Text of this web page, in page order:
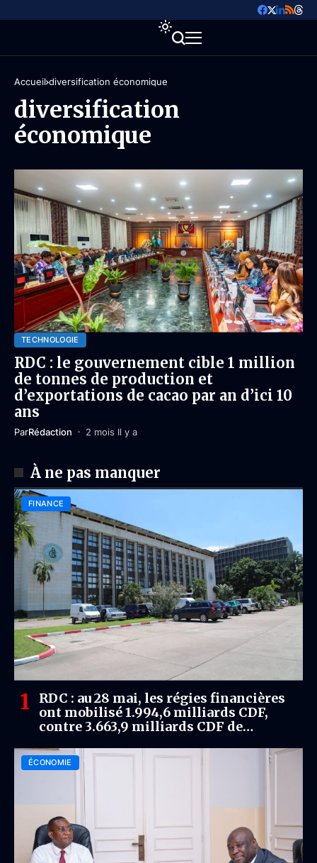
Accueil diversification économique
diversification
économique
TECHNOLOGIE
RDC : le gouvernement cible 1 million
de tonnes de production et
d’exportations de cacao par an d’ici 10
ans
ParRédaction 2 mois Il y a
À ne pas manquer
FINANCE
RDC : au 28 mai, les régies financières
ont mobilisé 1.994,6 milliards CDF,
contre 3.663,9 milliards CDF de
ÉCONOMIE